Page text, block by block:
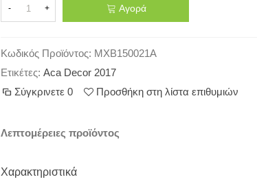
- + Αγορά
Κωδικός Προϊόντος: MXB150021A
Ετικέτες: Aca Decor 2017
Σύγκρινετε 0 Προσθήκη στη λίστα επιθυμιών
Λεπτομέρειες προϊόντος
Χαρακτηριστικά